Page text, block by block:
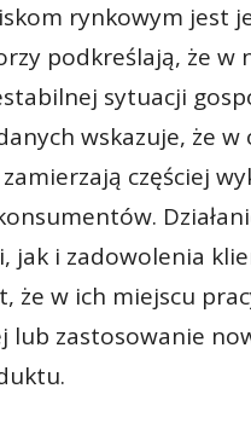
rynkowym jest
podkreślają, że w
sytuacji
wskazuje, że
częściej
jak i zadowolenia
że w ich miejscu
lub zastosowanie